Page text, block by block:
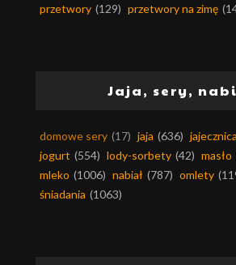
przetwory (129) przetwory na zimę
Jaja, sery,
domowe sery (17) jaja (636) jajecznica
jogurt (554) lody-sorbety (42) masło
mleko (1006) nabiał (787) omlety
śniadania (1063)